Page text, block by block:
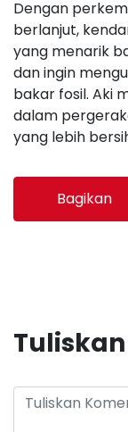
Dengan
berlanjut,
yang menarik
dan ingin
bakar fosil. Aki
dalam
yang lebih
Bagikan